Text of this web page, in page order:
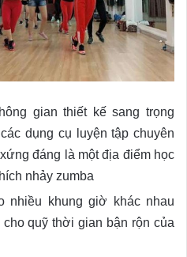
gian thiết kế sang trọng
dụng cụ luyện tập chuyên
đáng là một địa điểm học
nhảy zumba
nhiều khung giờ khác nhau
quỹ thời gian bận rộn của